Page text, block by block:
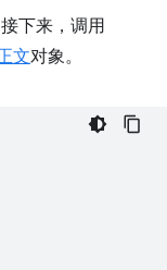
下来，调用
文对象。